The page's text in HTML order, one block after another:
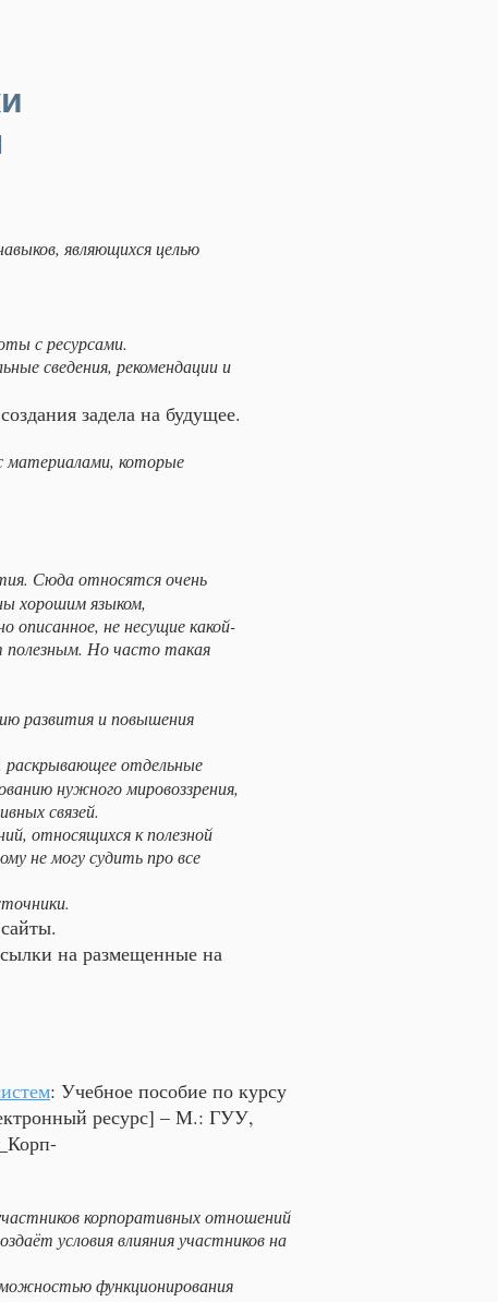
являющихся целью
с ресурсами.​
сведения, рекомендации и
задела на будущее.
материалами, которые
Сюда относятся очень
хорошим языком,
не несущие какой-
полезным. Но часто такая
развития и повышения
раскрывающее отдельные
нужного мировоззрения,
связей.
относящихся к полезной
не могу судить про все
на размещенные на
: Учебное пособие по курсу
ресурс] – М.: ГУУ,
Корп-
корпоративных отношений
условия влияния участников на
функционирования